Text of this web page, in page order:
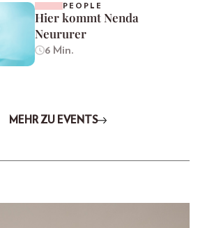
PEOPLE
Hier kommt Nenda
Neururer
6 Min.
MEHR ZU EVENTS